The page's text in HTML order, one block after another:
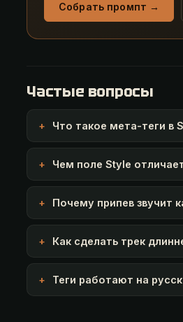
Собрать промпт →
Частые вопросы
Что такое мета-теги в
Чем поле Style
Почему припев звучит
Как сделать трек
Теги работают на